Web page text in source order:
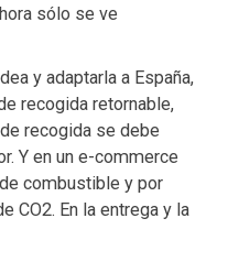
sólo se ve
y adaptarla a España,
recogida retornable,
recogida se debe
Y en un e-commerce
combustible y por
CO2. En la entrega y la